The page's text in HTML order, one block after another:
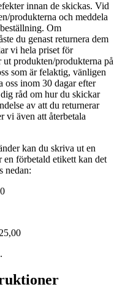
innan de skickas. Vid
produkterna och meddela
Om
du genast returnera dem
vi hela priset för
produkten/produkterna på
som är felaktig, vänligen
oss inom 30 dagar efter
råd om hur du skickar
av att du returnerar
vi även att återbetala
kan du skriva ut en
förbetald etikett kan det
nedan: